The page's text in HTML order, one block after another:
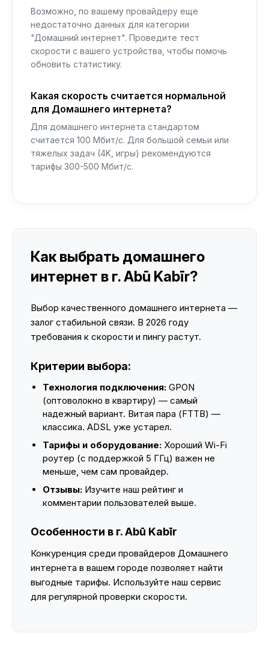
Возможно, по вашему провайдеру еще
недостаточно данных для категории
"Домашний интернет". Проведите тест
скорости с вашего устройства, чтобы помочь
обновить статистику.
Какая скорость считается нормальной
для Домашнего интернета?
Для домашнего интернета стандартом
считается 100 Мбит/с. Для большой семьи или
тяжелых задач (4K, игры) рекомендуются
тарифы 300-500 Мбит/с.
Как выбрать домашнего
интернет в г. Abū Kabīr?
Выбор качественного домашнего интернета —
залог стабильной связи. В 2026 году
требования к скорости и пингу растут.
Критерии выбора:
Технология подключения: GPON
(оптоволокно в квартиру) — самый
надежный вариант. Витая пара (FTTB) —
классика. ADSL уже устарел.
Тарифы и оборудование: Хороший Wi-Fi
роутер (с поддержкой 5 ГГц) важен не
меньше, чем сам провайдер.
Отзывы: Изучите наш рейтинг и
комментарии пользователей выше.
Особенности в г. Abū Kabīr
Конкуренция среди провайдеров Домашнего
интернета в вашем городе позволяет найти
выгодные тарифы. Используйте наш сервис
для регулярной проверки скорости.